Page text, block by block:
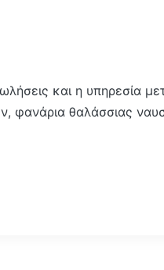
και η
θαλάσσιας